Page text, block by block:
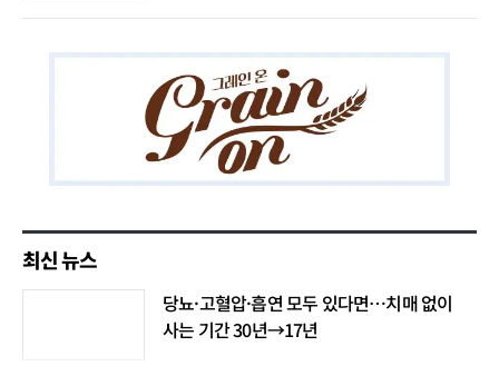
최신 뉴스
당뇨·고혈압·흡연 모두 있다면…치매 없이
사는 기간 30년→17년